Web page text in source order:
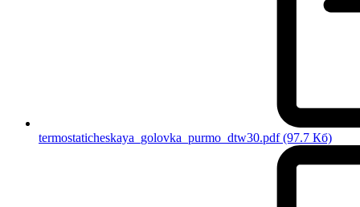
termostaticheskaya_golovka_purmo_dtw30.pdf(97.7 Кб)